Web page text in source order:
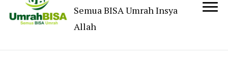
Semua BISA Umrah Insya
Allah